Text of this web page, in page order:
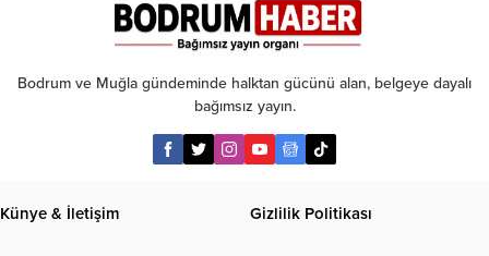
Bodrum ve Muğla gündeminde halktan gücünü alan, belgeye dayalı
bağımsız yayın.
Künye & İletişim Gizlilik Politikası